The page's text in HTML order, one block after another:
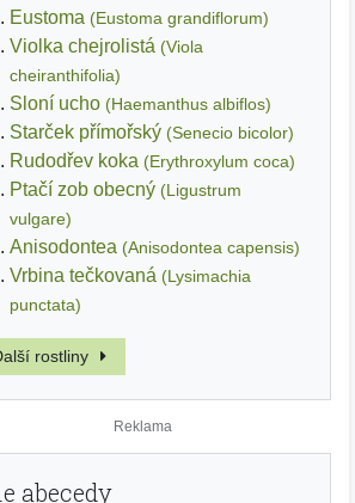
Eustoma (Eustoma grandiflorum)
Violka chejrolistá (Viola
cheiranthifolia)
Sloní ucho (Haemanthus albiflos)
Starček přímořský (Senecio bicolor)
Rudodřev koka (Erythroxylum coca)
Ptačí zob obecný (Ligustrum
vulgare)
Anisodontea (Anisodontea capensis)
Vrbina tečkovaná (Lysimachia
punctata)
rostliny
abecedy